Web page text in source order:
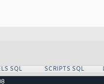
SQL SCRIPTS SQL